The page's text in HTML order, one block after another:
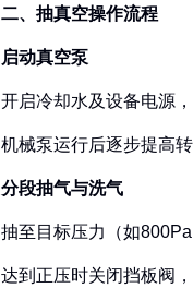
二、抽真空操作流程‌
‌启动真空泵‌
开启冷却水及设备电源
机械泵运行后逐步提高
‌分段抽气与洗气‌
抽至目标压力（如
达到正压时关闭挡板阀